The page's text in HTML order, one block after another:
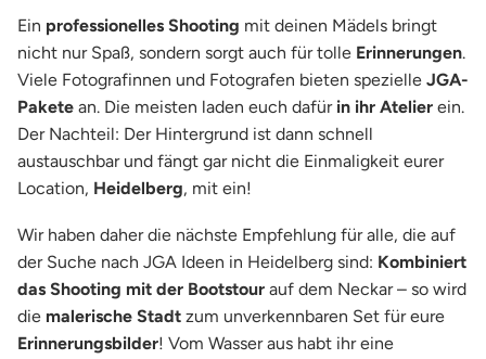
Ein professionelles Shooting mit deinen Mädels bringt
nicht nur Spaß, sondern sorgt auch für tolle Erinnerungen.
Viele Fotografinnen und Fotografen bieten spezielle JGA-
Pakete an. Die meisten laden euch dafürin ihr Atelier ein.
Der Nachteil: Der Hintergrund ist dann schnell
austauschbar und fängt gar nicht die Einmaligkeit eurer
Location, Heidelberg, mit ein!
Wir haben daher die nächste Empfehlung für alle, die auf
der Suche nach JGA Ideen in Heidelberg sind: Kombiniert
das Shooting mit der Bootstour auf dem Neckar – so wird
die malerische Stadt zum unverkennbaren Set für eure
Erinnerungsbilder! Vom Wasser aus habt ihr eine